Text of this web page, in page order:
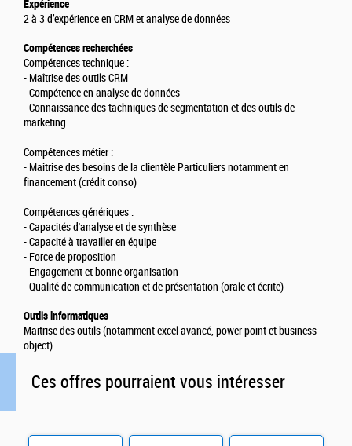
Expérience
2 à 3 d’expérience en CRM et analyse de données
Compétences recherchées
Compétences technique :
- Maîtrise des outils CRM
- Compétence en analyse de données
- Connaissance des tachniques de segmentation et des outils de
marketing
Compétences métier :
- Maitrise des besoins de la clientèle Particuliers notamment en
financement (crédit conso)
Compétences génériques :
- Capacités d'analyse et de synthèse
- Capacité à travailler en équipe
- Force de proposition
- Engagement et bonne organisation
- Qualité de communication et de présentation (orale et écrite)
Outils informatiques
Maitrise des outils (notamment excel avancé, power point et business
object)
Ces offres pourraient vous intéresser